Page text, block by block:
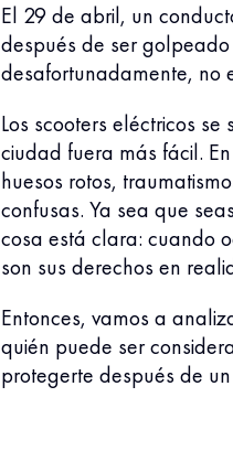
El 29 de abril, un
después de ser
desafortunadamente, no
Los scooters eléctricos
ciudad fuera más fácil.
huesos rotos,
confusas. Ya sea que
cosa está clara: cuando
son sus derechos en
Entonces, vamos a
quién puede ser
protegerte después de